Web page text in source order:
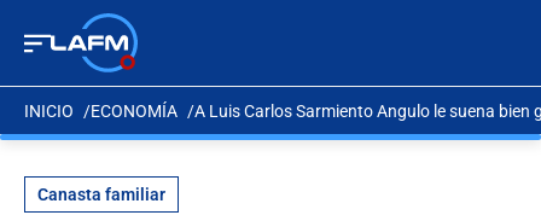
INICIO ECONOMÍA A Luis Carlos Sarmiento Angulo le suena
Canasta familiar